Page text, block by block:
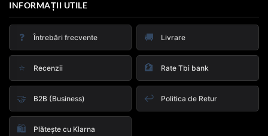
INFORMAȚII UTILE
❓ Întrebări frecvente 🚚 Livrare
⭐ Recenzii 🏦 Rate Tbi bank
🤝 B2B (Business) ↩️ Politica de Retur
🛍️ Plătește cu Klarna